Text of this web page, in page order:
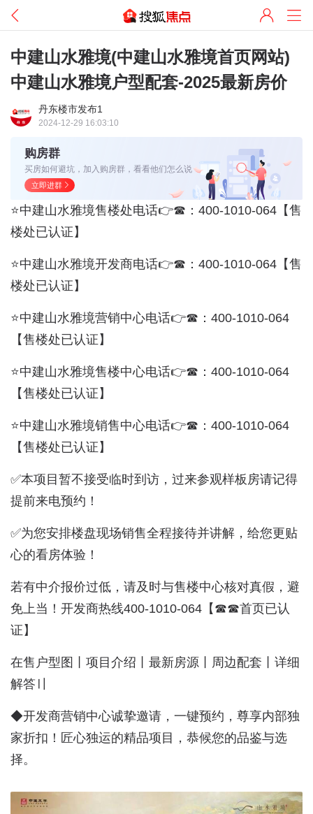
中建山水雅境(中建山水雅境首页网站)
中建山水雅境户型配套-2025最新房价
丹东楼市发布1
2024-12-29 16:03:10
购房群
买房如何避坑，加入购房群，看看他们怎么说
立即进群
⭐中建山水雅境售楼处电话👉☎：400-1010-064【售
楼处已认证】
⭐中建山水雅境开发商电话👉☎：400-1010-064【售
楼处已认证】
⭐中建山水雅境营销中心电话👉☎：400-1010-064
【售楼处已认证】
⭐中建山水雅境售楼中心电话👉☎：400-1010-064
【售楼处已认证】
⭐中建山水雅境销售中心电话👉☎：400-1010-064
【售楼处已认证】
✅本项目暂不接受临时到访，过来参观样板房请记得
提前来电预约！
✅为您安排楼盘现场销售全程接待并讲解，给您更贴
心的看房体验！
若有中介报价过低，请及时与售楼中心核对真假，避
免上当！开发商热线400-1010-064【☎☎首页已认
证】
在售户型图丨项目介绍丨最新房源丨周边配套丨详细
解答〢
◆开发商营销中心诚挚邀请，一键预约，尊享内部独
家折扣！匠心独运的精品项目，恭候您的品鉴与选
择。